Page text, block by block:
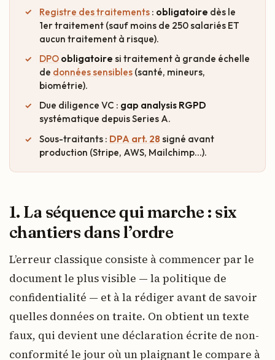
Registre des traitements : obligatoire dès le
1er traitement (sauf moins de 250 salariés ET
aucun traitement à risque).
DPO obligatoire si traitement à grande échelle
de données sensibles (santé, mineurs,
biométrie).
Due diligence VC : gap analysis RGPD
systématique depuis Series A.
Sous-traitants : DPA art. 28 signé avant
production (Stripe, AWS, Mailchimp…).
1. La séquence qui marche : six
chantiers dans l’ordre
L’erreur classique consiste à commencer par le
document le plus visible — la politique de
confidentialité — et à la rédiger avant de savoir
quelles données on traite. On obtient un texte
faux, qui devient une déclaration écrite de non-
conformité le jour où un plaignant le compare à